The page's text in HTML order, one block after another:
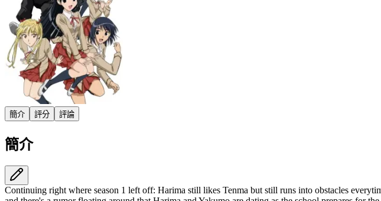
簡介 評分 評論
簡介
Continuing right where season 1 left off: Harima still likes Tenma but still runs into obstacles